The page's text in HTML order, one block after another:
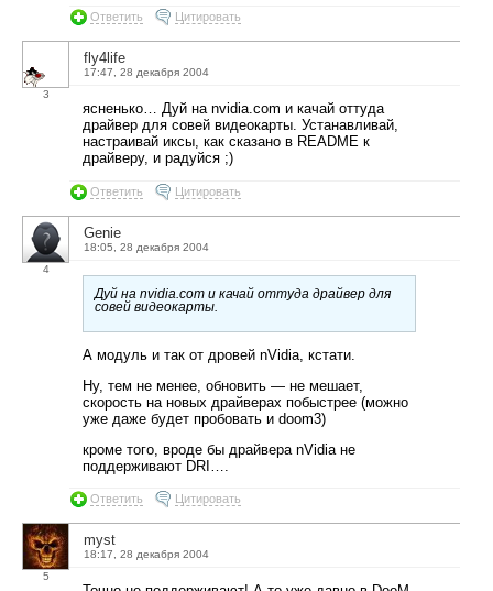
Ответить Цитировать
3
fly4life
17:47, 28 декабря 2004
ясненько… Дуй на nvidia.com и качай оттуда
драйвер для совей видеокарты. Устанавливай,
настраивай иксы, как сказано в README к
драйверу, и радуйся ;)
Ответить Цитировать
4
Genie
18:05, 28 декабря 2004
Дуй на nvidia.com и качай оттуда драйвер для
совей видеокарты.
А модуль и так от дровей nVidia, кстати.
Ну, тем не менее, обновить — не мешает,
скорость на новых драйверах побыстрее (можно
уже даже будет пробовать и doom3)
кроме того, вроде бы драйвера nVidia не
поддерживают DRI….
Ответить Цитировать
5
myst
18:17, 28 декабря 2004